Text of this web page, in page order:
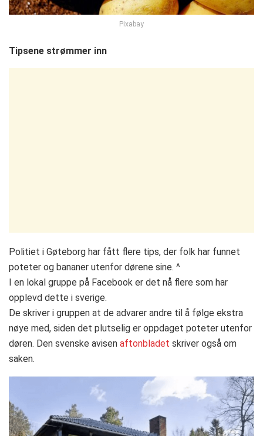
Pixabay
Tipsene strømmer inn
Politiet i Gøteborg har fått flere tips, der folk har funnet
poteter og bananer utenfor dørene sine. ^
I en lokal gruppe på Facebook er det nå flere som har
opplevd dette i sverige.
De skriver i gruppen at de advarer andre til å følge ekstra
nøye med, siden det plutselig er oppdaget poteter utenfor
døren. Den svenske avisen aftonbladet skriver også om
saken.